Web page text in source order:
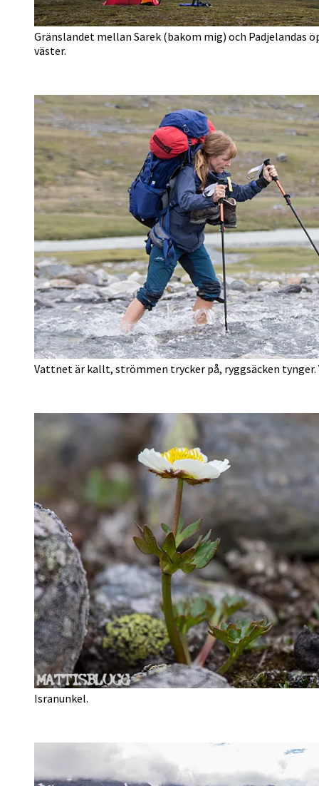
Gränslandet mellan Sarek (bakom mig) och Padjelandas
väster.
Vattnet är kallt, strömmen trycker på, ryggsäcken
Isranunkel.